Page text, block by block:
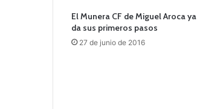
El Munera CF de Miguel Aroca ya
da sus primeros pasos
27 de junio de 2016